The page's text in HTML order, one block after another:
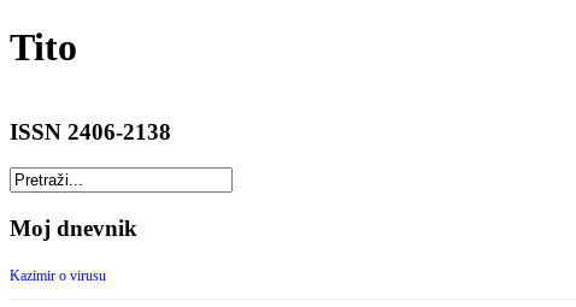
Tito
ISSN 2406-2138
Moj dnevnik
Kazimir o virusu